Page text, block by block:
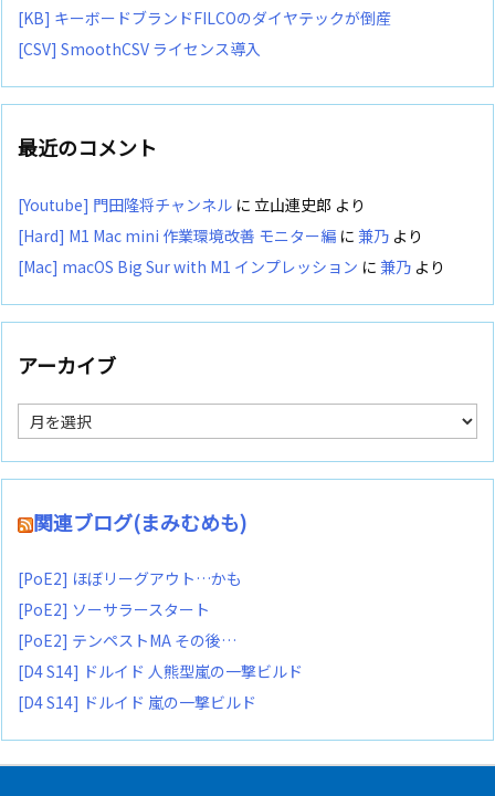
[KB] キーボードブランドFILCOのダイヤテックが倒産
[CSV] SmoothCSV ライセンス導入
最近のコメント
[Youtube] 門田隆将チャンネル に 立山連史郎 より
[Hard] M1 Mac mini 作業環境改善 モニター編 に 兼乃 より
[Mac] macOS Big Sur with M1 インプレッション に 兼乃 より
アーカイブ
ア
ー
カ
イ
関連ブログ(まみむめも)
[PoE2] ほぼリーグアウト…かも
[PoE2] ソーサラースタート
[PoE2] テンペストMA その後…
[D4 S14] ドルイド 人熊型嵐の一撃ビルド
[D4 S14] ドルイド 嵐の一撃ビルド